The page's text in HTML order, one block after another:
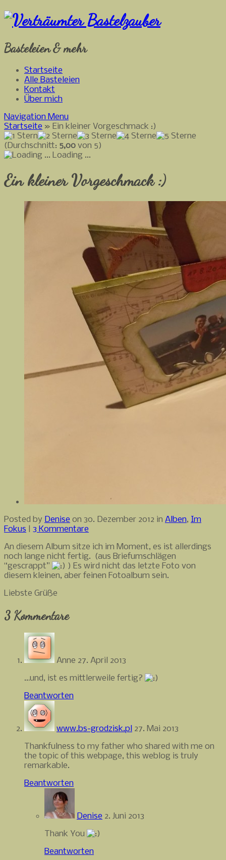
Basteleien & mehr
Startseite
Alle Basteleien
Kontakt
Über mich
Navigation Menu
Startseite » Ein kleiner Vorgeschmack :)
(Durchschnitt: 5,00 von 5)
Loading ...
Ein kleiner Vorgeschmack :)
Posted by Denise on 30. Dezember 2012 in Alben, Im
Fokus
3 Kommentare
An diesem Album sitze ich im Moment, es ist allerdings
noch lange nicht fertig. (aus Briefumschlägen
“gescrappt”
) Es wird nicht das letzte Foto von
diesem kleinen, aber feinen Fotoalbum sein.
Liebste Grüße
3 Kommentare
Anne 27. April 2013
…und, ist es mittlerweile fertig?
Beantworten
www.bs-grodzisk.pl 27. Mai 2013
Thankfulness to my father who shared with me on
the topic of this webpage, this weblog is truly
remarkable.
Beantworten
Denise 2. Juni 2013
Thank You
Beantworten